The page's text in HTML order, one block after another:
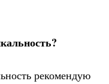
рекомендую